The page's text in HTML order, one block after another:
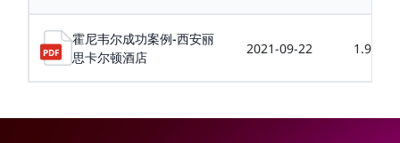
霍尼韦尔成功案例-西安丽
思卡尔顿酒店
2021-09-22 1.99MB